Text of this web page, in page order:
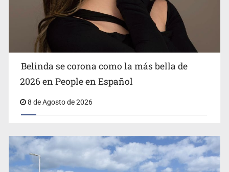
Ciclosporiasis no representa un riesgo epidemiológico
masivo
EU reanudará este sábado inspecciones de aguacate en
Belinda se corona como la más bella de
2026 en People en Español
8 de Agosto de 2026